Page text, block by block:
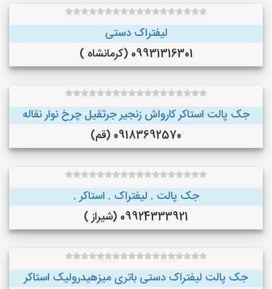
لیفتراک دستی
09931316301 (کرمانشاه )
جک پالت استاکر کارواش زنجیر جرثقیل چرخ نوار نقاله
09183692570 (قم)
جک پالت . لیفتراک . استاکر .
09924333921 (شیراز )
جک پالت لیفتراک دستی باتری میزهیدرولیک استاکر